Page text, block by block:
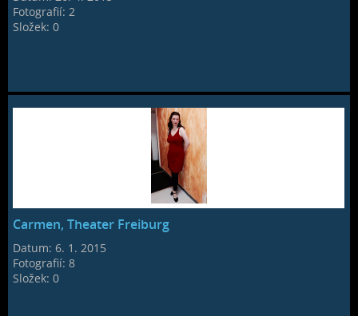
Fotografií:2
Složek:0
Carmen, Theater Freiburg
Datum:6. 1. 2015
Fotografií:8
Složek:0